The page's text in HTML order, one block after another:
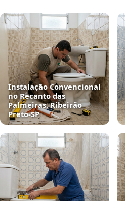
Instalação Convencional
no Recanto das
Palmeiras, Ribeirão
Preto‑SP